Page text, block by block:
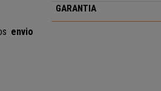
envio
GARANTIA